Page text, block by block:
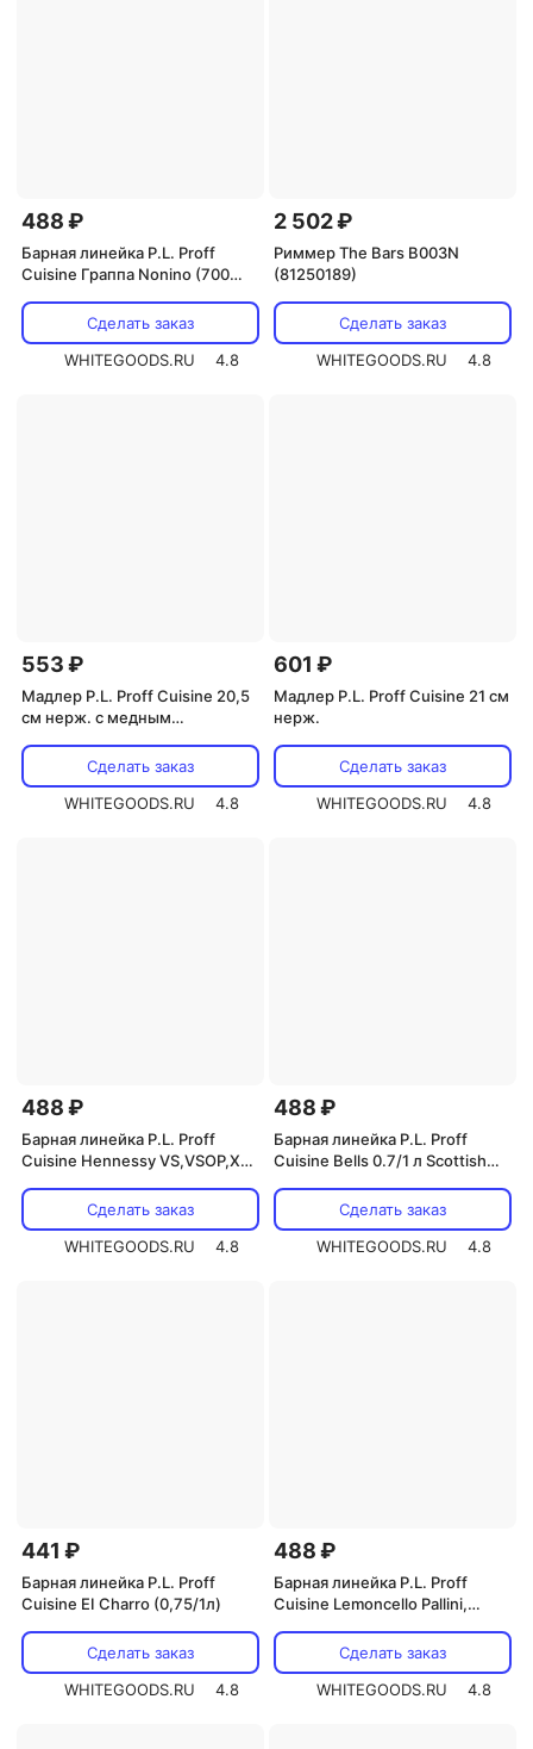
488 ₽
Барная линейка P.L. Proff
Cuisine Граппа Nonino (700
Сделать заказ
WHITEGOODS.RU
4.8
2 502 ₽
Риммер The Bars B003N
(81250189)
Сделать заказ
WHITEGOODS.RU
4.8
553 ₽
Мадлер P.L. Proff Cuisine 20,5
см нерж. с медным
Сделать заказ
WHITEGOODS.RU
4.8
601 ₽
Мадлер P.L. Proff Cuisine 21 см
нерж.
Сделать заказ
WHITEGOODS.RU
4.8
488 ₽
Барная линейка P.L. Proff
Cuisine Hennessy VS,VSOP,XO
Сделать заказ
WHITEGOODS.RU
4.8
488 ₽
Барная линейка P.L. Proff
Cuisine Bells 0.7/1 л Scottish
Сделать заказ
WHITEGOODS.RU
4.8
441 ₽
Барная линейка P.L. Proff
Cuisine EI Charro (0,75/1л)
Сделать заказ
WHITEGOODS.RU
4.8
488 ₽
Барная линейка P.L. Proff
Cuisine Lemoncello Pallini,
Сделать заказ
WHITEGOODS.RU
4.8